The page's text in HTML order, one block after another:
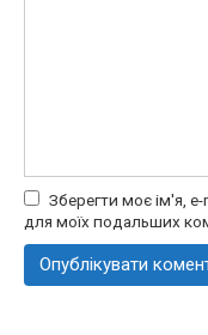
Зберегти моє ім'я,
для моїх подальших